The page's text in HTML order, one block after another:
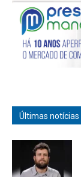
Últimas notícias